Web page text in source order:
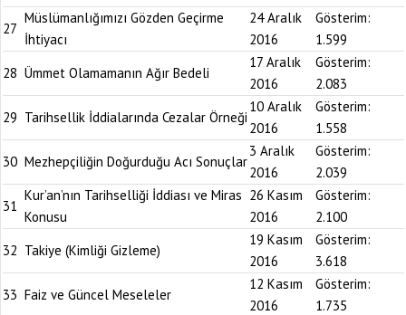
27
Müslümanlığımızı Gözden Geçirme
İhtiyacı
24 Aralık
2016
Gösterim:
1.599
28 Ümmet Olamamanın Ağır Bedeli
17 Aralık
2016
Gösterim:
2.083
29 Tarihsellik İddialarında Cezalar Örneği
10 Aralık
2016
Gösterim:
1.558
30 Mezhepçiliğin Doğurduğu Acı Sonuçlar
3 Aralık
2016
Gösterim:
2.039
31
Kur’an’nın Tarihselliği İddiası ve Miras
Konusu
26 Kasım
2016
Gösterim:
2.100
32 Takiye (Kimliği Gizleme)
19 Kasım
2016
Gösterim:
3.618
33 Faiz ve Güncel Meseleler
12 Kasım
2016
Gösterim:
1.735